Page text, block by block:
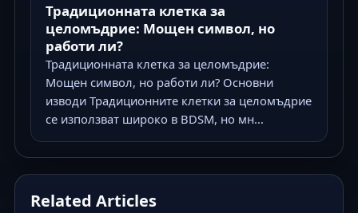
Традиционната клетка за
целомъдрие: Мощен символ, но
работи ли?
Традиционната клетка за целомъдрие:
Мощен символ, но работи ли? Основни
изводи Традиционните клетки за целомъдрие
се използват широко в BDSM, но мн...
Related Articles